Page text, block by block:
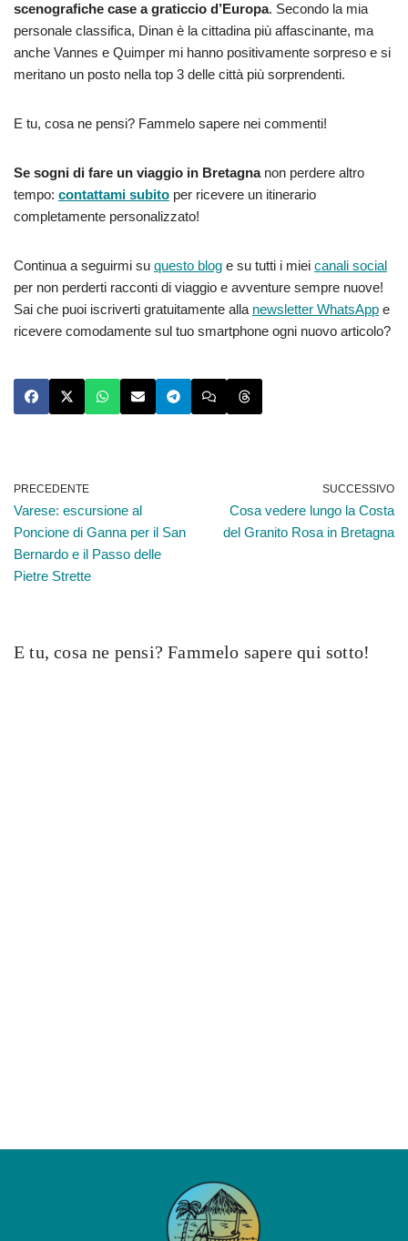
scenografiche case a graticcio d’Europa. Secondo la mia
personale classifica, Dinan è la cittadina più affascinante, ma
anche Vannes e Quimper mi hanno positivamente sorpreso e si
meritano un posto nella top 3 delle città più sorprendenti.
E tu, cosa ne pensi? Fammelo sapere nei commenti!
Se sogni di fare un viaggio in Bretagna non perdere altro
tempo: contattami subito per ricevere un itinerario
completamente personalizzato!
Continua a seguirmi su questo blog e su tutti i miei canali social
per non perderti racconti di viaggio e avventure sempre nuove!
Sai che puoi iscriverti gratuitamente alla newsletter WhatsApp e
ricevere comodamente sul tuo smartphone ogni nuovo articolo?
PRECEDENTE
Varese: escursione al
Poncione di Ganna per il San
Bernardo e il Passo delle
Pietre Strette
SUCCESSIVO
Cosa vedere lungo la Costa
del Granito Rosa in Bretagna
E tu, cosa ne pensi? Fammelo sapere qui sotto!